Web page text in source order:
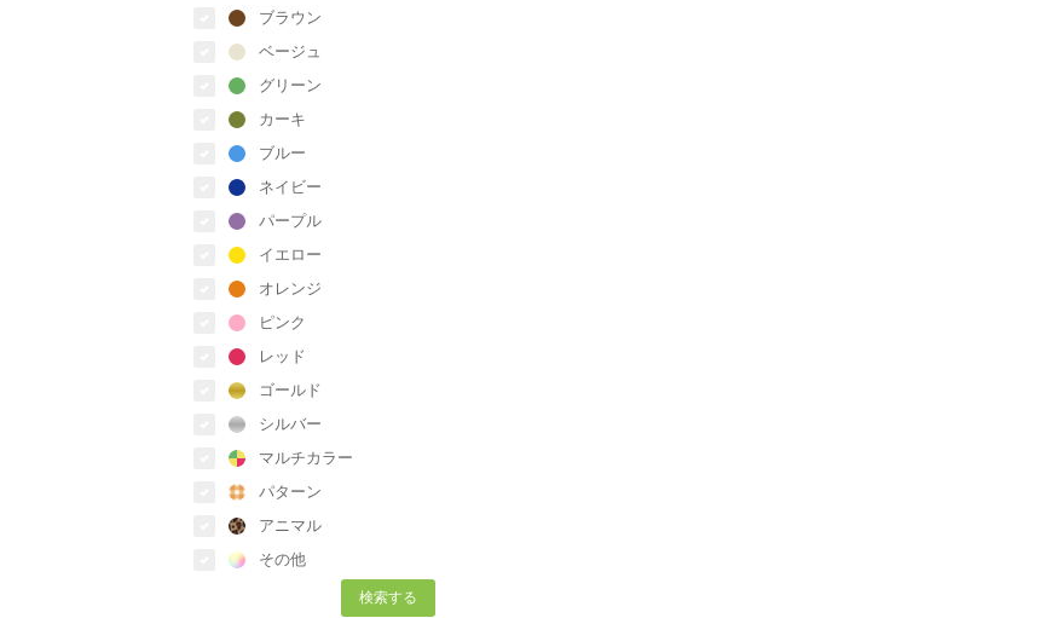
ブラウン
ベージュ
グリーン
カーキ
ブルー
ネイビー
パープル
イエロー
オレンジ
ピンク
レッド
ゴールド
シルバー
マルチカラー
パターン
アニマル
その他